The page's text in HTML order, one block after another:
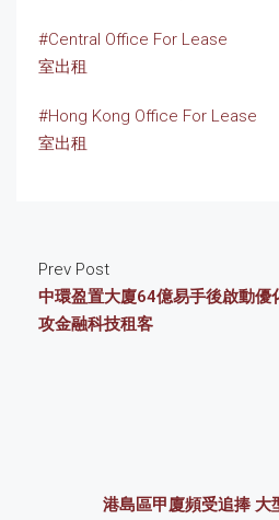
#Central Office For Lease
室出租
#Hong Kong Office For Lease
室出租
Prev Post
中環盈置大廈64億易手後啟動優
攻金融科技租客
港島區甲廈頻受追捧 大